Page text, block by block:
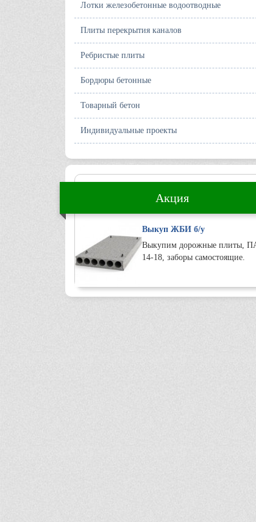
Лотки железобетонные водоотводные
Плиты перекрытия каналов
Ребристые плиты
Бордюры бетонные
Товарный бетон
Индивидуальные проекты
Акция
Выкуп ЖБИ б/у
Выкупим дорожные плиты,
14-18, заборы самостоящие.